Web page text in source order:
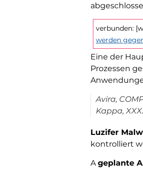
verbunden:
werden
Eine der
Prozessen
Avira,
Kappa,
Luzifer
kontrolliert
Ageplante